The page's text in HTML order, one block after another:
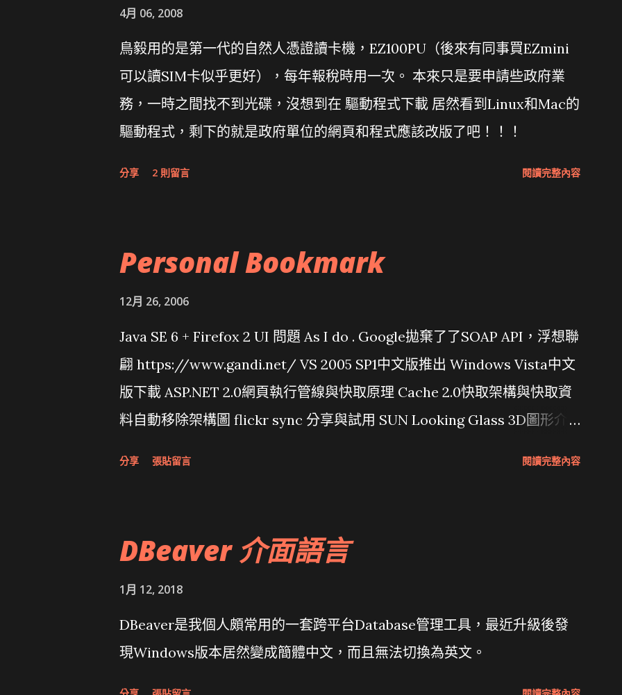
4月 06, 2008
鳥毅用的是第一代的自然人憑證讀卡機，EZ100PU（後來有同事買EZmini
可以讀SIM卡似乎更好），每年報稅時用一次。 本來只是要申請些政府業
務，一時之間找不到光碟，沒想到在 驅動程式下載 居然看到Linux和Mac的
驅動程式，剩下的就是政府單位的網頁和程式應該改版了吧！！！
分享 2 則留言 閱讀完整內容
Personal Bookmark
12月 26, 2006
Java SE 6 + Firefox 2 UI 問題 As I do . Google拋棄了了SOAP API，浮想聯
翩 https://www.gandi.net/ VS 2005 SP1中文版推出 Windows Vista中文
版下載 ASP.NET 2.0網頁執行管線與快取原理 Cache 2.0快取架構與快取資
料自動移除架構圖 flickr sync 分享與試用 SUN Looking Glass 3D圖形介
分享 張貼留言 閱讀完整內容
DBeaver 介面語言
1月 12, 2018
DBeaver是我個人頗常用的一套跨平台Database管理工具，最近升級後發
現Windows版本居然變成簡體中文，而且無法切換為英文。